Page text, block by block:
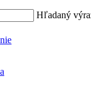
Hľadaný